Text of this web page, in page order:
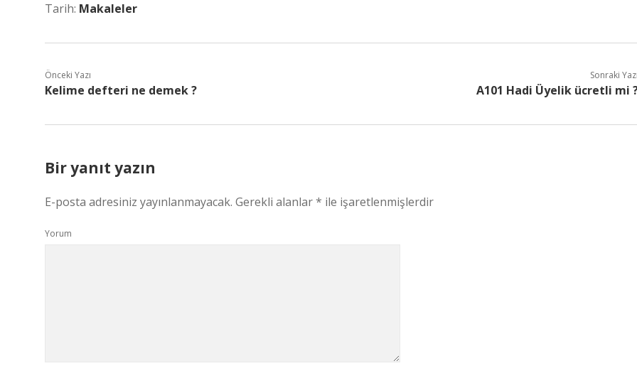
Tarih: Makaleler
Önceki Yazı
Kelime defteri ne demek ?
Sonraki Yazı
A101 Hadi Üyelik ücretli mi
Bir yanıt yazın
E-posta adresiniz yayınlanmayacak. Gerekli alanlar* ile işaretlenmişlerdir
Yorum